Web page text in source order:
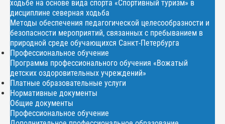
ходьбе на основе вида спорта «Спортивный туризм» в
дисциплине северная ходьба
Методы обеспечения педагогической целесообразности и
безопасности мероприятий, связанных с пребыванием в
природной среде обучающихся Санкт-Петербурга
Профессиональное обучение
Программа профессионального обучения «Вожатый
детских оздоровительных учреждений»
Платные образовательные услуги
Нормативные документы
Общие документы
Профессиональное обучение